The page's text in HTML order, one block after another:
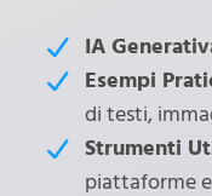
IA
Esempi
di testi,
Strumenti
piattaforme